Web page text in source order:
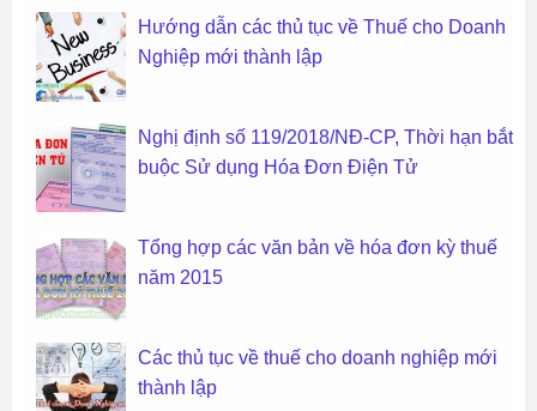
Hướng dẫn các thủ tục về Thuế cho Doanh
Nghiệp mới thành lập
Nghị định số 119/2018/NĐ-CP, Thời hạn bắt
buộc Sử dụng Hóa Đơn Điện Tử
Tổng hợp các văn bản về hóa đơn kỳ thuế
năm 2015
Các thủ tục về thuế cho doanh nghiệp mới
thành lập